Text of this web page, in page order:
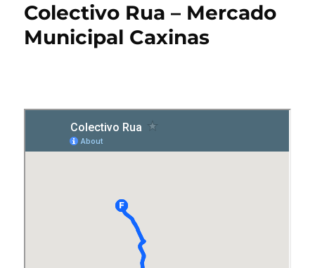
Colectivo Rua – Mercado
Municipal Caxinas